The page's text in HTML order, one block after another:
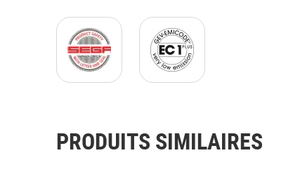
ISEGA logo EN_300dpi_47x43mm_C_NR-
PRODUITS SIMILAIRES